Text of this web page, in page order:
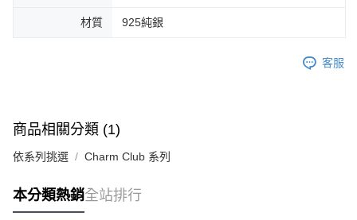
材質 925純銀
客服
商品相關分類 (1)
依系列挑選 Charm Club 系列
本分類熱銷全站排行